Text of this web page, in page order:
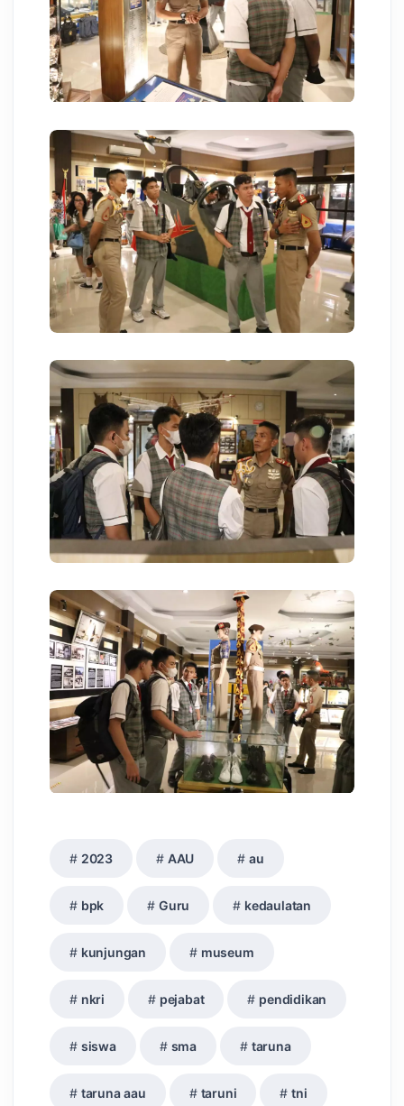
2023 AAU au
bpk Guru kedaulatan
kunjungan museum
nkri pejabat pendidikan
siswa sma taruna
taruna aau taruni tni